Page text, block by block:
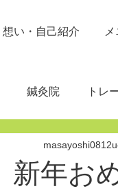
想い・自己紹介
鍼灸院 トレ
新年お